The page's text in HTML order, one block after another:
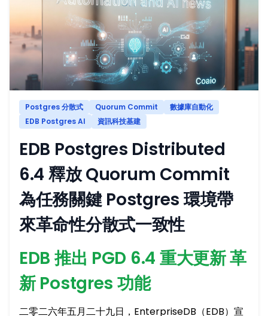
Postgres 分散式 Quorum Commit
數據庫自動化
EDB Postgres AI
資訊科技基建
EDB Postgres Distributed
6.4 釋放 Quorum Commit
為任務關鍵 Postgres 環境帶
來革命性分散式一致性
EDB 推出 PGD 6.4 重大更新 革
新 Postgres 功能
二零二六年五月二十九日，EnterpriseDB（EDB）宣